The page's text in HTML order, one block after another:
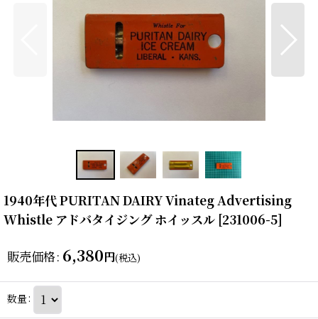
1940年代 PURITAN DAIRY Vinateg Advertising
Whistle アドバタイジング ホイッスル [231006-5]
販売価格: 6,380円(税込)
数量: